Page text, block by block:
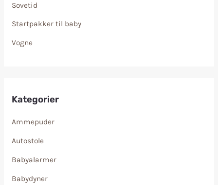
Sovetid
Startpakker til baby
Vogne
Kategorier
Ammepuder
Autostole
Babyalarmer
Babydyner